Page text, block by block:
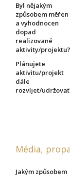
Byl nějakým
způsobem měřen
a vyhodnocen
dopad
realizované
aktivity/projektu?
Plánujete
aktivitu/projekt
dále
rozvíjet/
Média,
Jakým způsobem